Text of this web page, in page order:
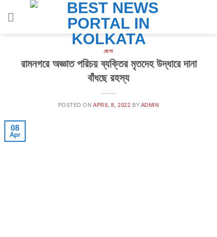
জেলা
রামনগরে অজ্ঞাত পরিচয় ব্যক্তির মৃতদেহ উদ্ধারে দানা
বাঁধছে রহস্য
POSTED ONAPRIL 8, 2022 BY ADMIN
08
Apr